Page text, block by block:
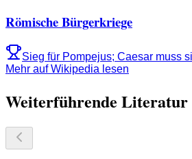
Römische Bürgerkriege
Sieg für Pompejus; Caesar muss
Mehr auf Wikipedia lesen
Weiterführende Literatur